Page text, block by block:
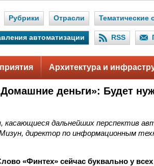
Рубрики Отрасли Тематические
автоматизации RSS
Архитектура и
деньги»: Будет
дальнейших перспектив
директор по информационным
«Финтех» сейчас буквально у